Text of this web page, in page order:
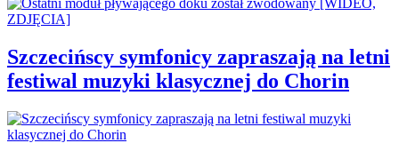
Szczecińscy symfonicy zapraszają na letni
festiwal muzyki klasycznej do Chorin